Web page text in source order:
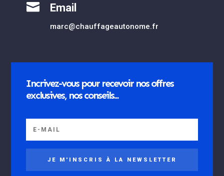
 Email
marc@chauffageautonome.fr
Incrivez-vous pour recevoir nos offres
exclusives, nos conseils...
JE M'INSCRIS À LA NEWSLETTER